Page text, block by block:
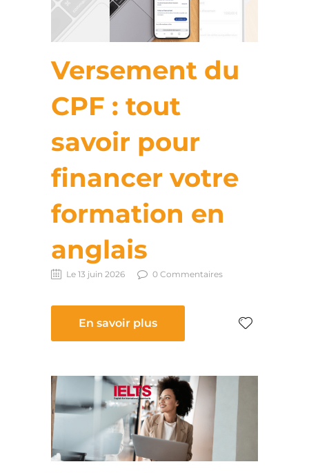
Versement du
CPF : tout
savoir pour
financer votre
formation en
anglais
Le 13 juin 2026 0 Commentaires
En savoir plus